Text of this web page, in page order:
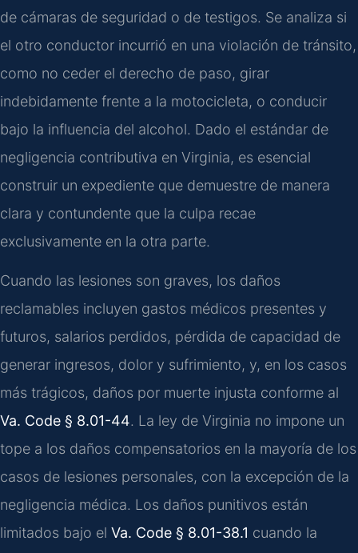
de cámaras de seguridad o de testigos. Se analiza si
el otro conductor incurrió en una violación de tránsito,
como no ceder el derecho de paso, girar
indebidamente frente a la motocicleta, o conducir
bajo la influencia del alcohol. Dado el estándar de
negligencia contributiva en Virginia, es esencial
construir un expediente que demuestre de manera
clara y contundente que la culpa recae
exclusivamente en la otra parte.
Cuando las lesiones son graves, los daños
reclamables incluyen gastos médicos presentes y
futuros, salarios perdidos, pérdida de capacidad de
generar ingresos, dolor y sufrimiento, y, en los casos
más trágicos, daños por muerte injusta conforme al
Va. Code § 8.01-44. La ley de Virginia no impone un
tope a los daños compensatorios en la mayoría de los
casos de lesiones personales, con la excepción de la
negligencia médica. Los daños punitivos están
limitados bajo el Va. Code § 8.01-38.1 cuando la